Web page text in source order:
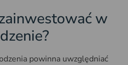
w
powinna uwzględniać